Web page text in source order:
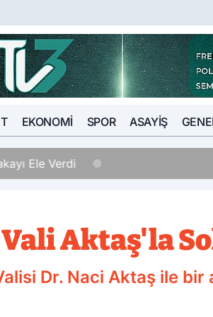
EKONOMI SPOR ASAYIŞ
Verdi
Aktaş'la
Dr. Naci Aktaş ile bir